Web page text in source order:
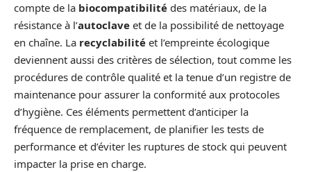
compte de la biocompatibilité des matériaux, de la
résistance à l’autoclave et de la possibilité de nettoyage
en chaîne. La recyclabilité et l’empreinte écologique
deviennent aussi des critères de sélection, tout comme les
procédures de contrôle qualité et la tenue d’un registre de
maintenance pour assurer la conformité aux protocoles
d’hygiène. Ces éléments permettent d’anticiper la
fréquence de remplacement, de planifier les tests de
performance et d’éviter les ruptures de stock qui peuvent
impacter la prise en charge.